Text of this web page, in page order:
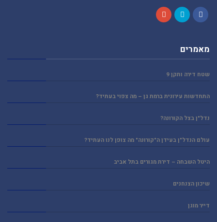
מאמרים
שטח דירה ותקן 9
התחדשות עירונית ברמת גן – מה צפוי בעתיד?
נדל"ן בצל הקורונה?
עולם הנדל"ן בעידן ה"קורונה" מה צופן לנו העתיד?
היטל השבחה – דירת מגורים בתל אביב
שיכון הצנחנים
דייר מוגן